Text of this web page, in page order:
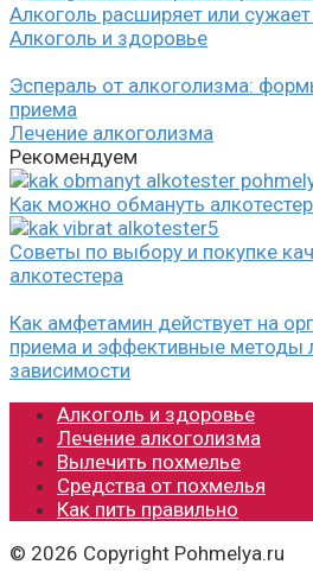
Алкоголь расширяет или
Алкоголь и здоровье
Эспераль от алкоголизма:
приема
Лечение алкоголизма
Рекомендуем
Как можно обмануть
Советы по выбору и покупке
алкотестера
Как амфетамин действует на
приема и эффективные методы
зависимости
Алкоголь и здоровье
Лечение алкоголизма
Вылечить похмелье
Средства от похмелья
Как пить правильно
© 2026 Copyright Pohmelya.ru